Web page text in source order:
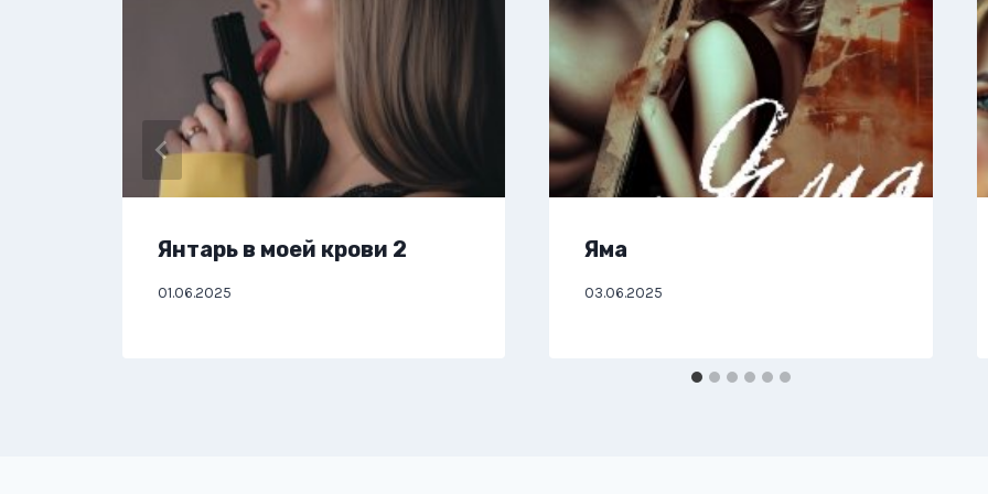
Янтарь в моей крови 2
01.06.2025
Яма
03.06.2025